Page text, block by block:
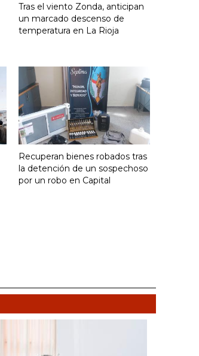
Tras el viento Zonda, anticipan
un marcado descenso de
temperatura en La Rioja
Recuperan bienes robados tras
la detención de un sospechoso
por un robo en Capital